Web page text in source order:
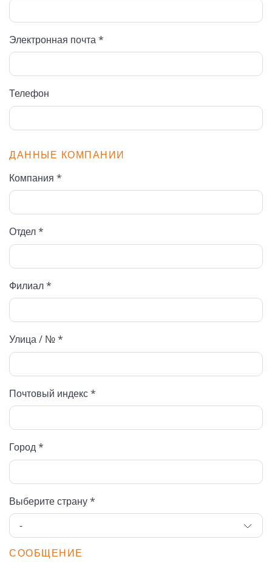
Электронная почта *
Телефон
ДАННЫЕ КОМПАНИИ
Компания *
Отдел *
Филиал *
Улица / № *
Почтовый индекс *
Город *
Выберите страну *
СООБЩЕНИЕ